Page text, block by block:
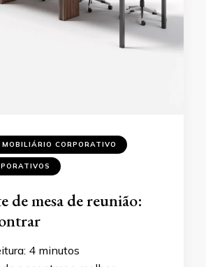
MOBILIÁRIO CORPORATIVO
de mesa de reunião:
4 minutos